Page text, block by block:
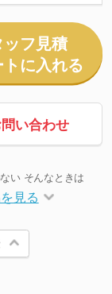
ッフ見積
トに入れる
い合わせ
い そんなときは
見る